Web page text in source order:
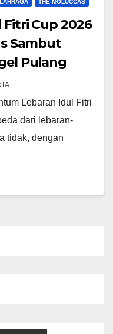
THE MOLUCCAS
Cup 2026
Sambut
Pulang
Lebaran Idul Fitri
dari lebaran-
tidak, dengan